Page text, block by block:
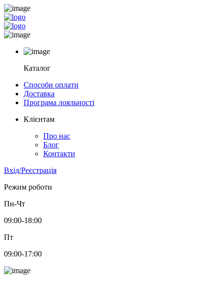
Каталог
Способи оплати
Доставка
Програма лояльності
Клієнтам
Про нас
Блог
Контакти
Вхід/Реєстрація
Режим роботи
Пн-Чт
09:00-18:00
Пт
09:00-17:00